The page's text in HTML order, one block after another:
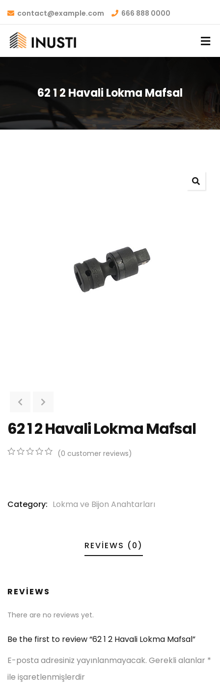
contact@example.com 666 888 0000
62 1 2 Havali Lokma Mafsal
62 1 2 Havali Lokma Mafsal
customer
(0 customer reviews)
Category: Lokma ve Bijon Anahtarları
REVIEWS (0)
REVIEWS
There are no reviews yet.
Be the first to review “62 1 2 Havali Lokma Mafsal”
E-posta adresiniz yayınlanmayacak. Gerekli alanlar *
ile işaretlenmişlerdir